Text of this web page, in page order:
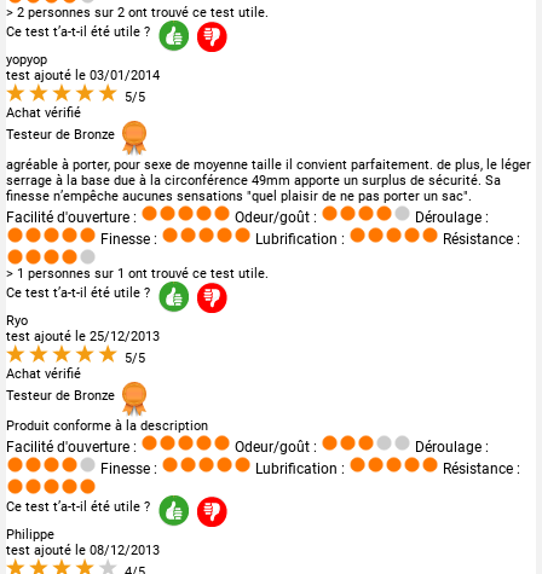
> 2 personnes sur 2 ont trouvé ce test utile.
Ce test t’a-t-il été utile ?
yopyop
test ajouté le 03/01/2014
5/5
Achat vérifié
Testeur de Bronze
agréable à porter, pour sexe de moyenne taille il convient parfaitement. de plus, le léger
serrage à la base due à la circonférence 49mm apporte un surplus de sécurité. Sa
finesse n’empêche aucunes sensations "quel plaisir de ne pas porter un sac".
Facilité d'ouverture : Odeur/goût :
Déroulage :
Finesse :
Lubrification : Résistance :
> 1 personnes sur 1 ont trouvé ce test utile.
Ce test t’a-t-il été utile ?
Ryo
test ajouté le 25/12/2013
5/5
Achat vérifié
Testeur de Bronze
Produit conforme à la description
Facilité d'ouverture : Odeur/goût :
Déroulage :
Finesse :
Lubrification : Résistance :
Ce test t’a-t-il été utile ?
Philippe
test ajouté le 08/12/2013